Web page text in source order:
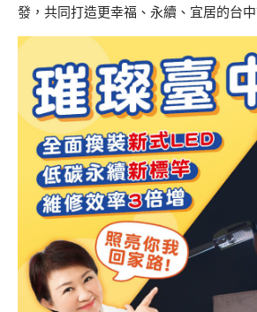
發，共同打造更幸福、永續、宜居的台中